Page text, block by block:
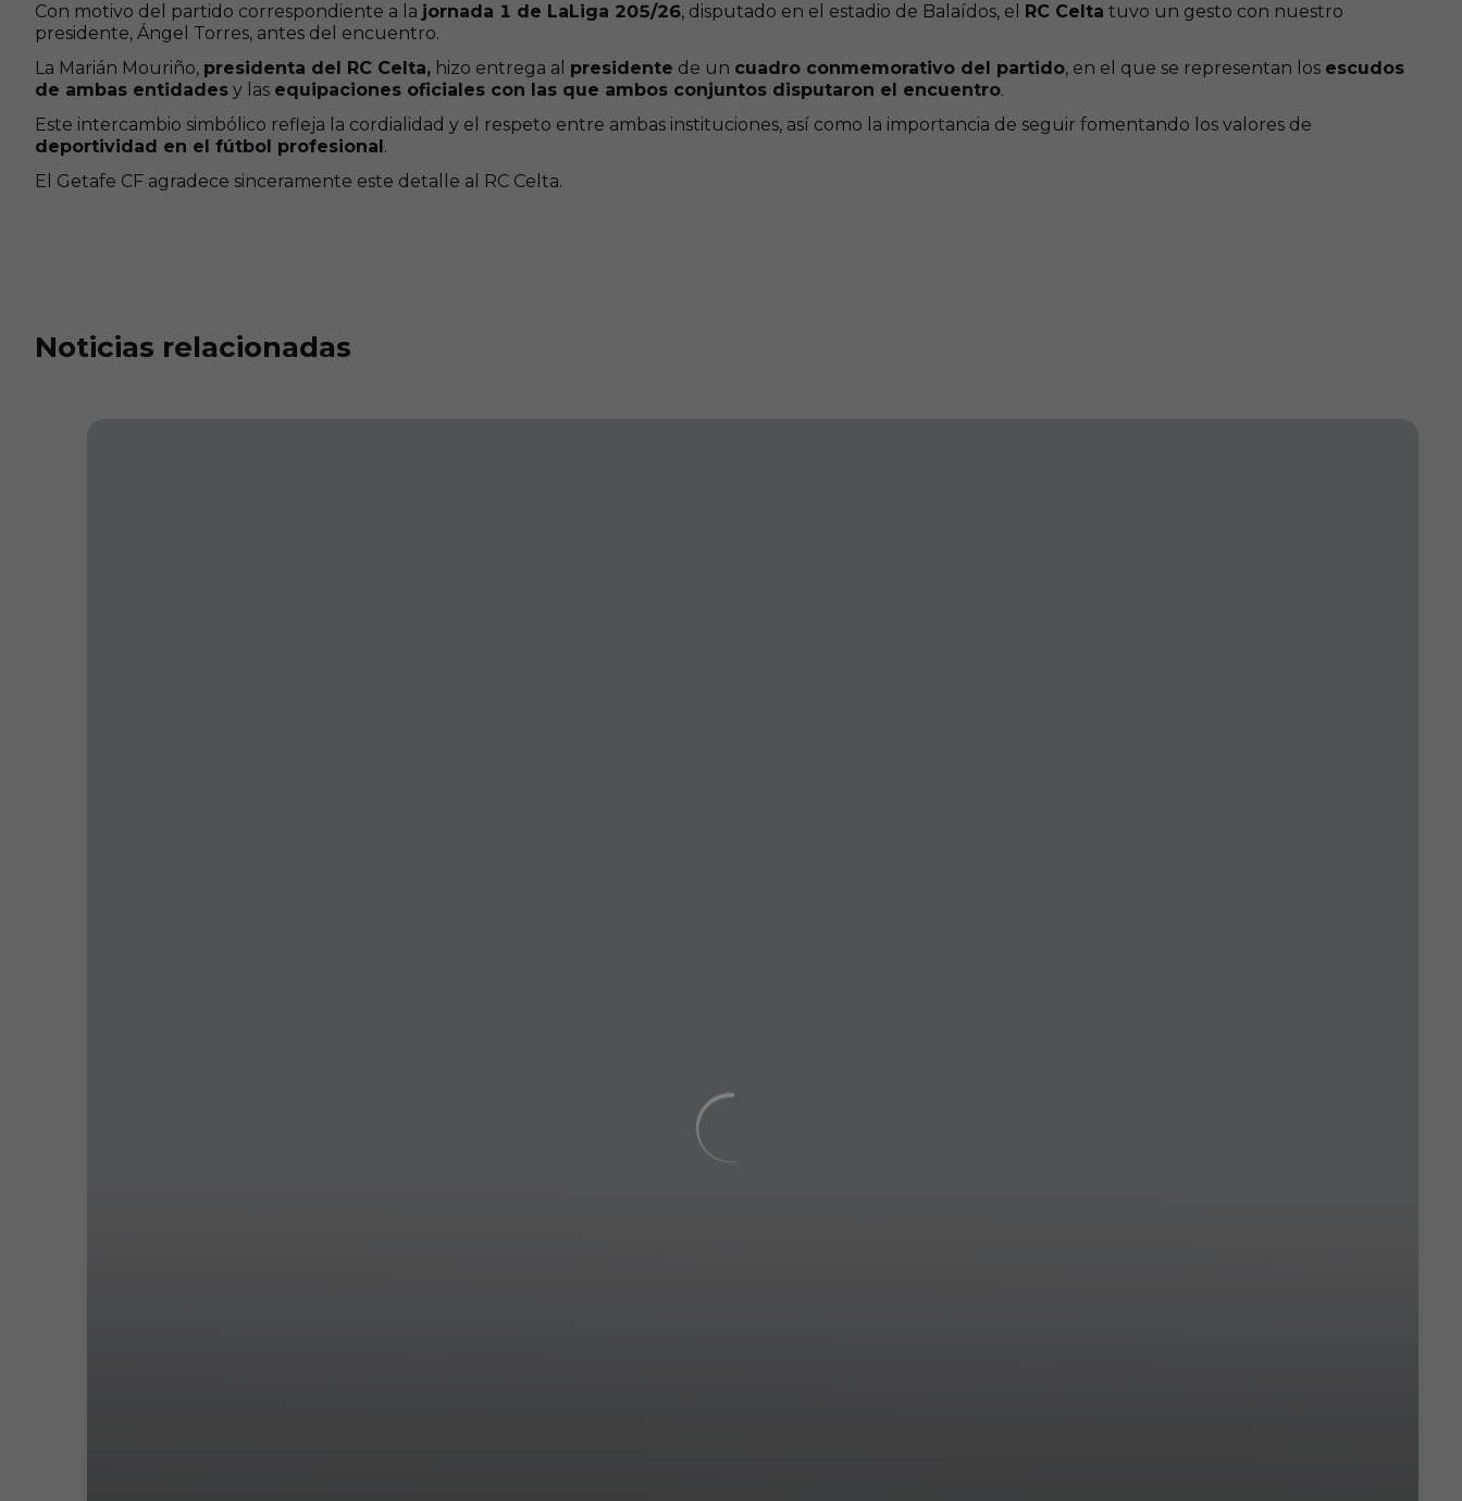
Con motivo del partido correspondiente a la jornada 1 de LaLiga 205/26, disputado en el estadio de Balaídos, el RC Celta tuvo un gesto con nuestro
presidente, Ángel Torres, antes del encuentro.
La Marián Mouriño, presidenta del RC Celta, hizo entrega al presidente de un cuadro conmemorativo del partido, en el que se representan los escudos
de ambas entidades y las equipaciones oficiales con las que ambos conjuntos disputaron el encuentro.
Este intercambio simbólico refleja la cordialidad y el respeto entre ambas instituciones, así como la importancia de seguir fomentando los valores de
deportividad en el fútbol profesional.
El Getafe CF agradece sinceramente este detalle al RC Celta.
Noticias relacionadas